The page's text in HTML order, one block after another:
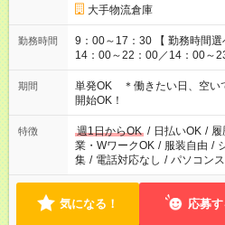
大手物流倉庫
勤務時間
9：00～17：30 【 勤務時間選べます！ 】 11：00～20：00／
14：00～22：00／14：00～
期間
単発OK ＊働きたい日、空い
開始OK！
特徴 週1日からOK / 日払いOK / 履
業・WワークOK / 服装自由 /
集 / 電話対応なし / パソコン
気になる！ 応募す